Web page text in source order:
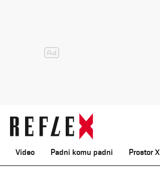
Video Padni komu padni Prostor X